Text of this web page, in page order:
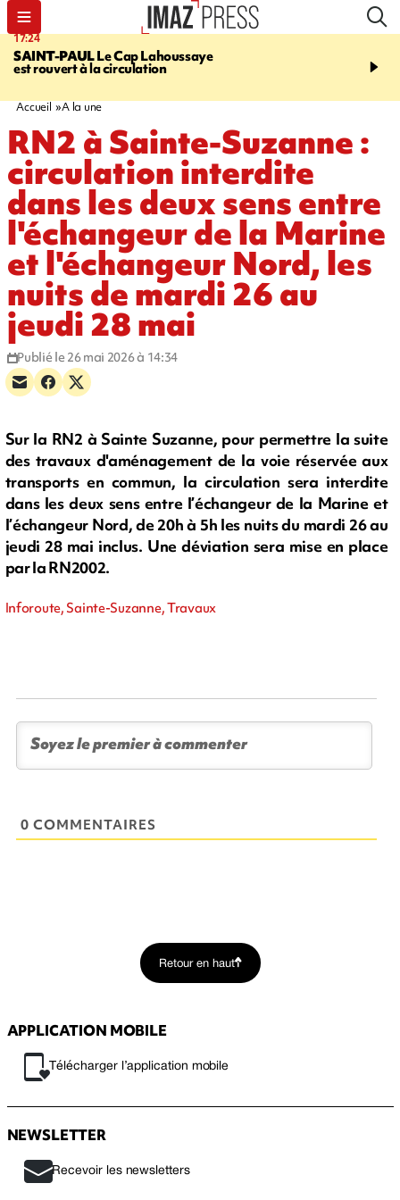
17:24
SAINT-PAULLe Cap Lahoussaye
est rouvert à la circulation
19:49
Quentin Dumontier, sa
Accueil A la une
RN2 à Sainte-Suzanne :
circulation interdite
dans les deux sens entre
l'échangeur de la Marine
et l'échangeur Nord, les
nuits de mardi 26 au
jeudi 28 mai
Publié le 26 mai 2026 à 14:34
Sur la RN2 à Sainte Suzanne, pour permettre la suite
des travaux d'aménagement de la voie réservée aux
transports en commun, la circulation sera interdite
dans les deux sens entre l’échangeur de la Marine et
l’échangeur Nord, de 20h à 5h les nuits du mardi 26 au
jeudi 28 mai inclus. Une déviation sera mise en place
par la RN2002.
Inforoute, Sainte-Suzanne, Travaux
0 COMMENTAIRES
Retour en haut
APPLICATION MOBILE
Télécharger l’application mobile
NEWSLETTER
Recevoir les newsletters